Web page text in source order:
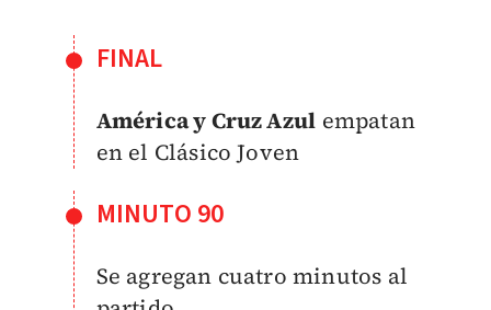
FINAL
América y Cruz Azul empatan
en el Clásico Joven
MINUTO 90
Se agregan cuatro minutos al